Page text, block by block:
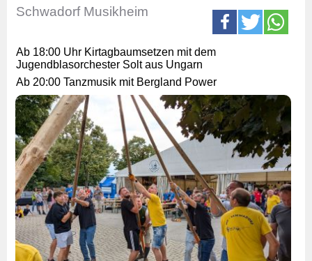
Schwadorf Musikheim
Ab 18:00 Uhr Kirtagbaumsetzen mit dem
Jugendblasorchester Solt aus Ungarn
Ab 20:00 Tanzmusik mit Bergland Power